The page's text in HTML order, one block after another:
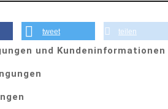
tweet teilen
und Kundeninformationen